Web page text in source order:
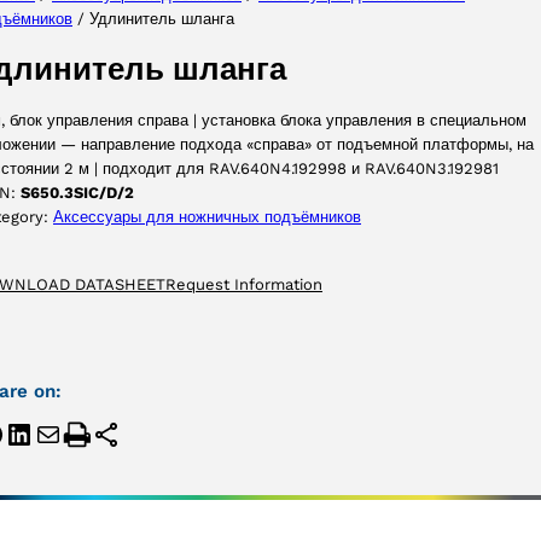
/ Удлинитель шланга
шланга
блок управления справа | установка блока управления в специальном
— направление подхода «справа» от подъемной платформы, на
2 м | подходит для RAV.640N4.192998 и RAV.640N3.192981
S650.3SIC/D/2
Аксессуары для ножничных подъёмников
DATASHEETRequest Information
on: